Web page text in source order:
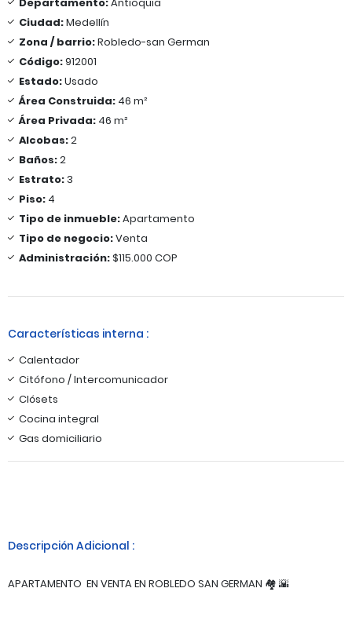
Ciudad:Medellín
Zona / barrio:Robledo-san German
Código:912001
Estado:Usado
Área Construida: 46 m²
Área Privada: 46 m²
Alcobas:2
Baños:2
Estrato:3
Piso: 4
Tipo de inmueble:Apartamento
Tipo de negocio:Venta
Administración:$115.000 COP
Características interna :
Calentador
Citófono / Intercomunicador
Clósets
Cocina integral
Gas domiciliario
Descripción Adicional :
APARTAMENTO EN VENTA EN ROBLEDO SAN GERMAN 🏘 🌇